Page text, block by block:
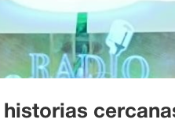
historias